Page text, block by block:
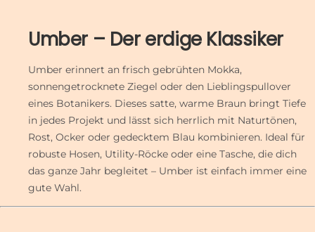
Umber – Der erdige Klassiker
Umber erinnert an frisch gebrühten Mokka,
sonnengetrocknete Ziegel oder den Lieblingspullover
eines Botanikers. Dieses satte, warme Braun bringt Tiefe
in jedes Projekt und lässt sich herrlich mit Naturtönen,
Rost, Ocker oder gedecktem Blau kombinieren. Ideal für
robuste Hosen, Utility-Röcke oder eine Tasche, die dich
das ganze Jahr begleitet – Umber ist einfach immer eine
gute Wahl.